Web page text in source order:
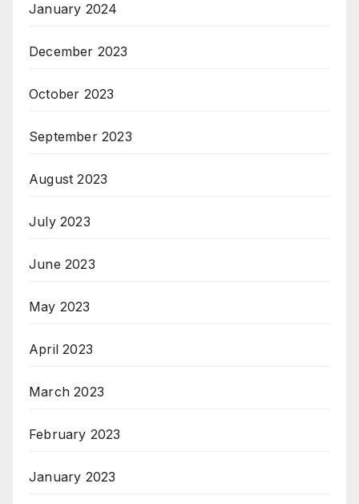
January 2024
December 2023
October 2023
September 2023
August 2023
July 2023
June 2023
May 2023
April 2023
March 2023
February 2023
January 2023